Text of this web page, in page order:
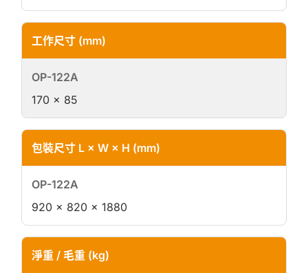
工作尺寸 (mm)
170 × 85
包裝尺寸 L × W × H (mm)
920 × 820 × 1880
淨重 / 毛重 (kg)